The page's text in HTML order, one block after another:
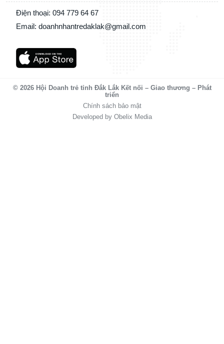
Điện thoại: 094 779 64 67
Email: doanhnhantredaklak@gmail.com
© 2026 Hội Doanh trẻ tỉnh Đắk Lắk Kết nối – Giao thương – Phát
triển
Chính sách bảo mật
Developed by Obelix Media